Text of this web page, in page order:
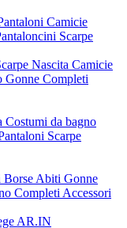
Camicie
Scarpe
Nascita Camicie
Gonne Completi
Costumi da bagno
Scarpe
Borse Abiti Gonne
Completi Accessori
AR.IN